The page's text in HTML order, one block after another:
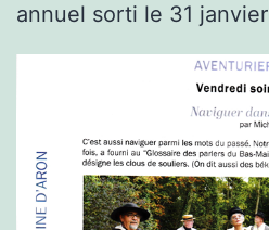
annuel sorti le 31 janvier